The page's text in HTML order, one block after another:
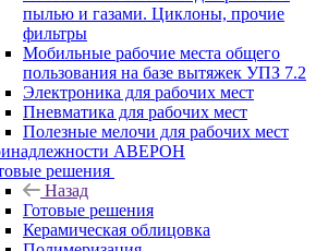
пылью и газами. Циклоны, прочие
фильтры
Мобильные рабочие места общего
пользования на базе вытяжек УПЗ 7.2
Электроника для рабочих мест
Пневматика для рабочих мест
Полезные мелочи для рабочих мест
АВЕРОН
решения
Назад
Готовые решения
Керамическая облицовка